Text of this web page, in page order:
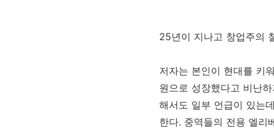
25년이 지나고 창업주의
저자는 본인이 현대를 키
원으로 성장했다고 비난
해서도 일부 언급이 있는
한다. 중역들의 전용 엘리